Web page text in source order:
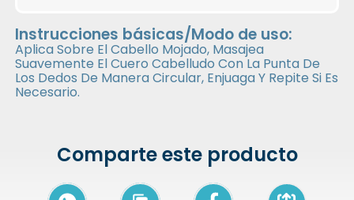
Instrucciones básicas/Modo de uso:
Aplica Sobre El Cabello Mojado, Masajea
Suavemente El Cuero Cabelludo Con La Punta De
Los Dedos De Manera Circular, Enjuaga Y Repite Si Es
Necesario.
Comparte este producto